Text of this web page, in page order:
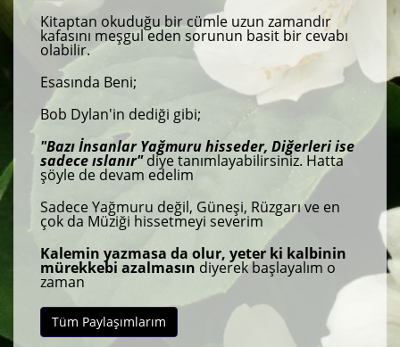
Kitaptan okuduğu bir cümle uzun zamandır
kafasını meşgul eden sorunun basit bir cevabı
olabilir.
Esasında Beni;
Bob Dylan'in dediği gibi;
"Bazı İnsanlar Yağmuru hisseder, Diğerleri ise
sadece ıslanır"diye tanımlayabilirsiniz. Hatta
şöyle de devam edelim
Sadece Yağmuru değil, Güneşi, Rüzgarı ve en
çok da Müziği hissetmeyi severim
Kalemin yazmasa da olur, yeter ki kalbinin
mürekkebi azalmasın diyerek başlayalım o
zaman
Tüm Paylaşımlarım